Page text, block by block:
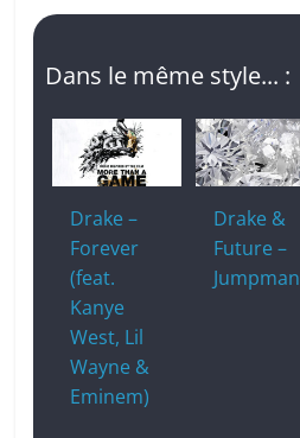
Dans le même style... :
Drake –
Forever
(feat.
Kanye
West, Lil
Wayne &
Eminem)
Drake &
Future –
Jumpman